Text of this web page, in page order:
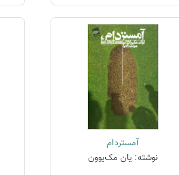
آمستردام
نوشته: یان مک‌یوون